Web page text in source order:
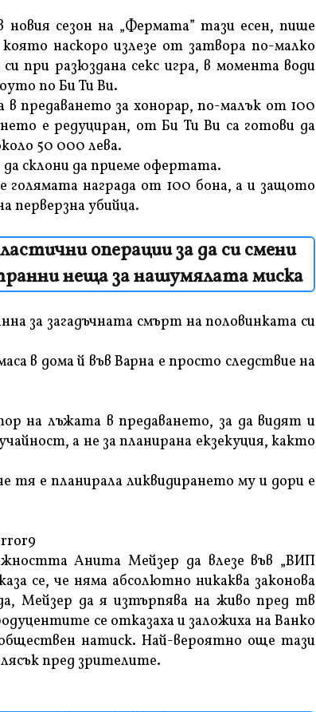
сезон на „Фермата” тази есен, пише
наскоро излезе от затвора по-малко
при разюздана секс игра, в момента води
по Би Ти Ви.
предаването за хонорар, по-малък от 100
е редуциран, от Би Ти Ви са готови да
50 000 лева.
склони да приеме офертата.
голямата награда от 100 бона, а и защото
перверзна убийца.
операции за да си смени
неща за нашумялата миска
за загадъчната смърт на половинката си
в дома й във Варна е просто следствие на
на лъжата в предаването, за да видят и
а не за планирана екзекуция, както
тя е планирала ликвидирането му и дори е
Анита Мейзер да влезе във „ВИП
се, че няма абсолютно никаква законова
Мейзер да я изтърпява на живо пред тв
се отказаха и заложиха на Ванко
натиск. Най-вероятно още тази
пред зрителите.